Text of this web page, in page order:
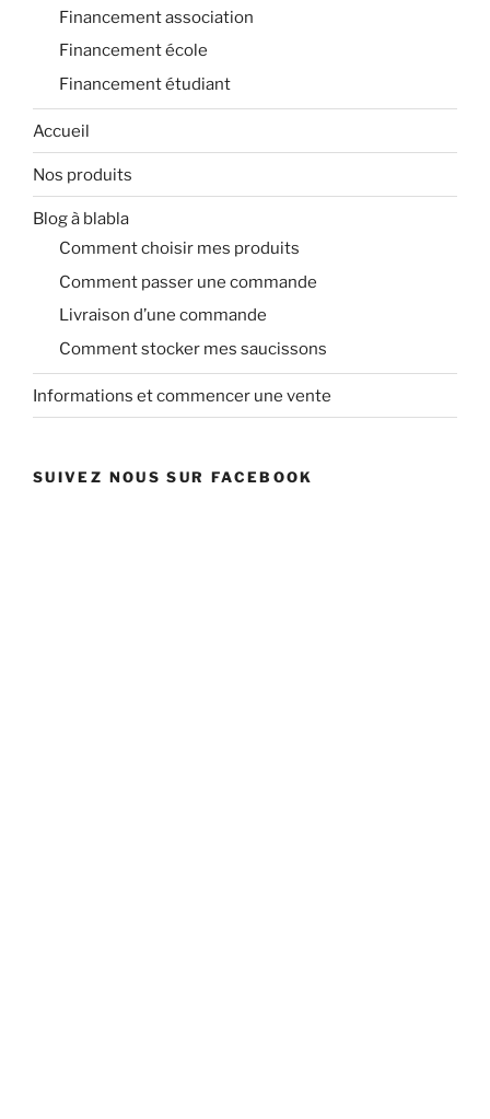
Financement association
Financement école
Financement étudiant
Accueil
Nos produits
Blog à blabla
Comment choisir mes produits
Comment passer une commande
Livraison d’une commande
Comment stocker mes saucissons
Informations et commencer une vente
SUIVEZ NOUS SUR FACEBOOK